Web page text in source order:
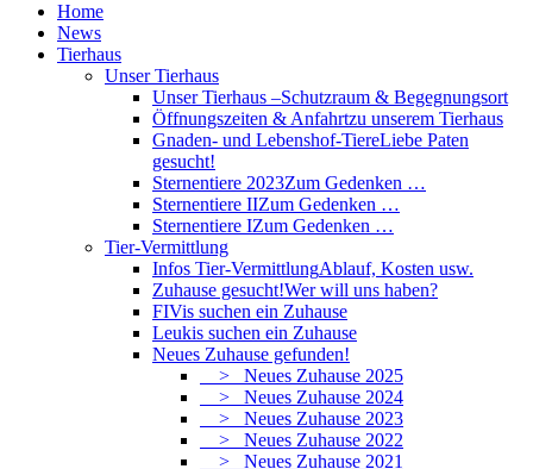
Home
News
Tierhaus
Unser Tierhaus
Unser Tierhaus –Schutzraum & Begegnungsort
Öffnungszeiten & Anfahrtzu unserem Tierhaus
Gnaden- und Lebenshof-TiereLiebe Paten
gesucht!
Sternentiere 2023Zum Gedenken …
Sternentiere IIZum Gedenken …
Sternentiere IZum Gedenken …
Tier-Vermittlung
Infos Tier-VermittlungAblauf, Kosten usw.
Zuhause gesucht!Wer will uns haben?
FIVis suchen ein Zuhause
Leukis suchen ein Zuhause
Neues Zuhause gefunden!
> Neues Zuhause 2025
> Neues Zuhause 2024
> Neues Zuhause 2023
> Neues Zuhause 2022
> Neues Zuhause 2021